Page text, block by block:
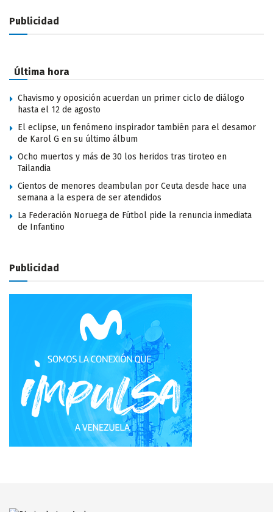
Publicidad
Última hora
Chavismo y oposición acuerdan un primer ciclo de diálogo
hasta el 12 de agosto
El eclipse, un fenómeno inspirador también para el desamor
de Karol G en su último álbum
Ocho muertos y más de 30 los heridos tras tiroteo en
Tailandia
Cientos de menores deambulan por Ceuta desde hace una
semana a la espera de ser atendidos
La Federación Noruega de Fútbol pide la renuncia inmediata
de Infantino
Publicidad